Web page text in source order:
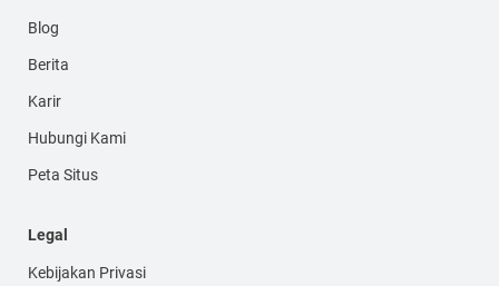
Blog
Berita
Karir
Hubungi Kami
Peta Situs
Legal
Kebijakan Privasi